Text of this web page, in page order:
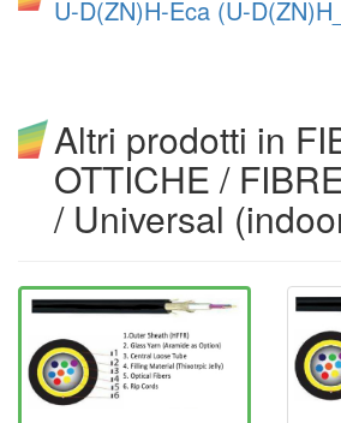
U-D(ZN)H-Eca (U-
Altri prodotti in
OTTICHE /
/ Universal